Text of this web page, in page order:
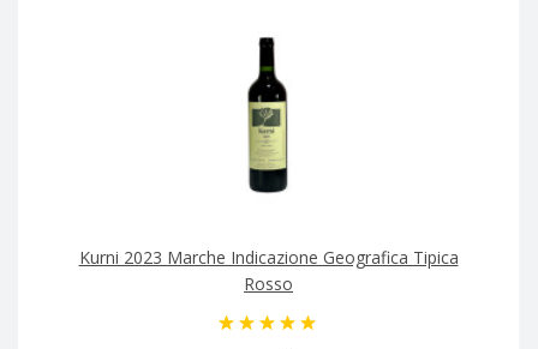
Kurni 2023 Marche Indicazione Geografica Tipica
Rosso